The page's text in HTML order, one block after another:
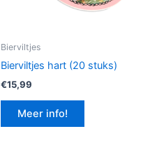
Bierviltjes
Bierviltjes hart (20 stuks)
€15,99
Meer info!